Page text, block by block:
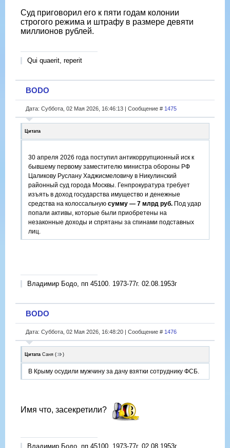
Суд приговорил его к пяти годам колонии
строгого режима и штрафу в размере девяти
миллионов рублей.
Qui quaerit, reperit
BODO
Дата: Суббота, 02 Мая 2026, 16:46:13 | Сообщение # 1475
Цитата
30 апреля 2026 года поступил антикоррупционный иск к
бывшему первому заместителю министра обороны РФ
Цаликову Руслану Хаджисмеловичу в Никулинский
районный суд города Москвы. Генпрокуратура требует
изъять в доход государства имущество и денежные
средства на колоссальную сумму — 7 млрд руб. Под удар
попали активы, которые были приобретены на
незаконные доходы и спрятаны за спинами подставных
лиц.
Владимир Бодо, пп 45100. 1973-77г. 02.08.1953г
BODO
Дата: Суббота, 02 Мая 2026, 16:48:20 | Сообщение # 1476
Цитата Саня ( )
В Крыму осудили мужчину за дачу взятки сотруднику ФСБ.
Имя что, засекретили?
Владимир Бодо, пп 45100. 1973-77г. 02.08.1953г